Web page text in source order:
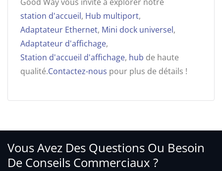
station d'accueil, Hub multiport,
Adaptateur Ethernet, Mini dock universel,
Adaptateur d'affichage,
Station d'accueil d'affichage, hub de haute
qualité.Contactez-nous pour plus de détails !
Vous Avez Des Questions Ou Besoin
De Conseils Commerciaux ?